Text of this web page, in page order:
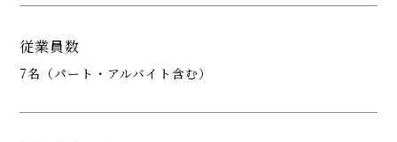
従業員数
7名（パート・アルバイト含む）